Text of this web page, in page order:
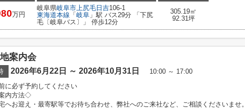
万円
岐阜県岐阜市上尻毛日吉106-1
東海道本線 「 岐阜 」駅 バス29分 「下尻
毛〔岐阜バス〕」 停歩12分
305.19㎡
92.31坪
案内会
2026年6月22日 ～ 2026年10月31日
10:00 ～ 17:00
に必ず予約してください
内方法◇
へお迎え・最寄駅等でお待ち合わせ、弊社へのご来社など、ご相談くださいませ。